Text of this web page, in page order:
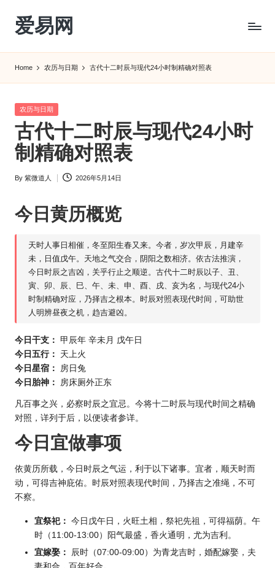
Skip
content
爱易网
转
农
历
阴
历
Home 农历与日期 古代十二时辰与现代24小时制精确对照表
Posted
农历与日期
古代十二时辰与现代24小时
制精确对照表
Posted
By 紫微道人 2026年5月14日
今日 黄历概览
天时人事日相催，冬至阳生春又来。今者，岁次甲辰，月建辛
未，日值戊午。天地之气交合，阴阳之数相济。依古法推演，
今日时辰之吉凶，关乎行止之顺逆。古代十二时辰以子、丑、
寅、卯、辰、巳、午、未、申、酉、戌、亥为名，与现代24小
时制精确对应，乃择吉之根本。时辰对照表现代时间，可助世
人明辨昼夜之机，趋吉避凶。
今日干支：
甲辰年 辛未月 戊午日
今日五行：
天上火
今日星宿：
房日兔
今日胎神：
房床厕外正东
凡百事之兴，必察时辰之宜忌。今将十二时辰与现代时间之精确
对照，详列于后，以便读者参详。
今日宜做事项
依黄历所载，今日时辰之气运，利于以下诸事。宜者，顺天时而
动，可得吉神庇佑。时辰对照表现代时间，乃择吉之准绳，不可
不察。
宜祭祀： 今日戊午日，火旺土相，祭祀先祖，可得福荫。午
时（11:00-13:00）阳气最盛，香火通明，尤为吉利。
宜嫁娶：
辰时（07:00-09:00）为青龙吉时，婚配嫁娶，夫